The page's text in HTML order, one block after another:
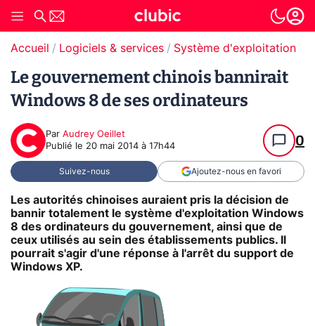
Accueil Logiciels & services Système d'exploitation
Le gouvernement chinois bannirait
Windows 8 de ses ordinateurs
Par Audrey Oeillet
Publié le 20 mai 2014 à 17h44 0
Suivez-nous Ajoutez-nous en favori
Les autorités chinoises auraient pris la décision de
bannir totalement le système d'exploitation Windows
8 des ordinateurs du gouvernement, ainsi que de
ceux utilisés au sein des établissements publics. Il
pourrait s'agir d'une réponse à l'arrêt du support de
Windows XP.